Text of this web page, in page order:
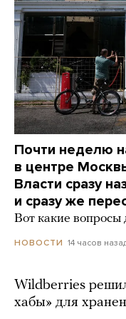
Почти неделю
в центре
Власти сразу
и сразу же
Вот какие вопросы
НОВОСТИ 14 часов
Wildberries
хабы» для